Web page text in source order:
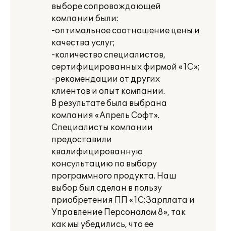
выборе сопровождающей
компании были:
-оптимальное соотношение цены и
качества услуг;
-количество специалистов,
сертифицированных фирмой «1С»;
-рекомендации от других
клиентов и опыт компании.
В результате была выбрана
компания «Апрель Софт».
Специалисты компании
предоставили
квалифицированную
консультацию по выбору
программного продукта. Наш
выбор был сделан в пользу
приобретения ПП «1С:Зарплата и
Управление Персоналом 8», так
как мы убедились, что ее